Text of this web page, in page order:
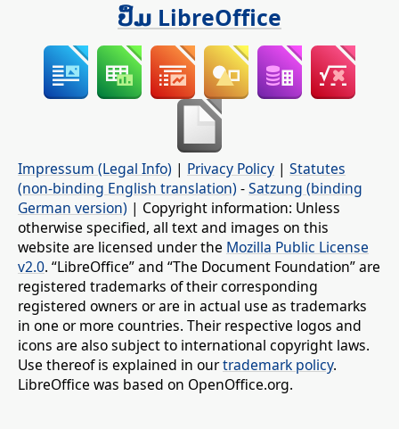
ປຶ້ມ LibreOffice
Impressum (Legal Info) | Privacy Policy | Statutes
(non-binding English translation) -Satzung (binding
German version) | Copyright information: Unless
otherwise specified, all text and images on this
website are licensed under the Mozilla Public License
v2.0. “LibreOffice” and “The Document Foundation” are
registered trademarks of their corresponding
registered owners or are in actual use as trademarks
in one or more countries. Their respective logos and
icons are also subject to international copyright laws.
Use thereof is explained in ourtrademark policy.
LibreOffice was based on OpenOffice.org.